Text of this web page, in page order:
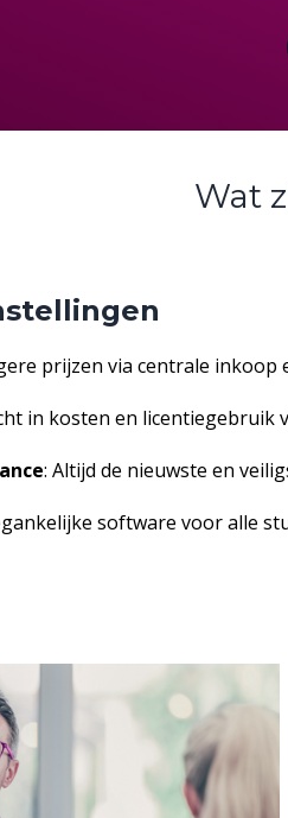
Wat
prijzen via centrale inkoop
in kosten en licentiegebruik
: Altijd de nieuwste en
software voor alle